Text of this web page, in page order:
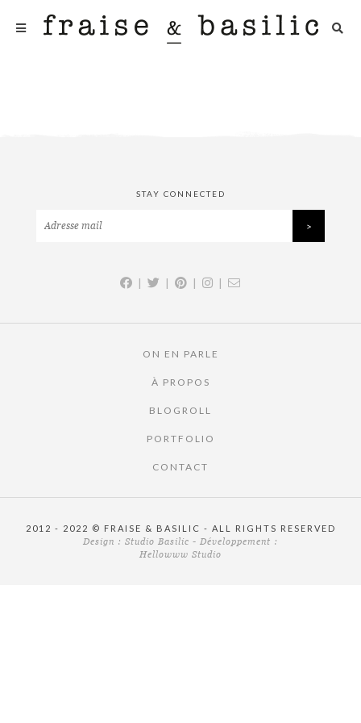
STAY CONNECTED
| | | |
ON EN PARLE
À PROPOS
BLOGROLL
PORTFOLIO
CONTACT
2012 - 2022 © FRAISE & BASILIC - ALL RIGHTS RESERVED
Design : Studio Basilic - Développement :
Hellowww Studio